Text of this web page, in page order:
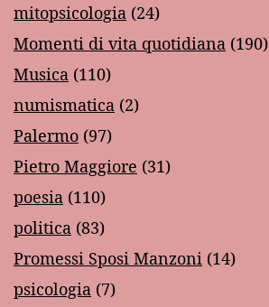
mitopsicologia (24)
Momenti di vita quotidiana (190)
Musica (110)
numismatica (2)
Palermo (97)
Pietro Maggiore (31)
poesia (110)
politica (83)
Promessi Sposi Manzoni (14)
psicologia (7)